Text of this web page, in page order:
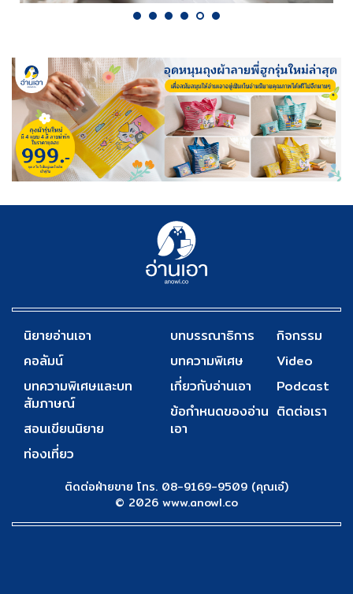
นิยายอ่านเอา
คอลัมน์
บทความพิเศษและบท
สัมภาษณ์
สอนเขียนนิยาย
ท่องเที่ยว
บทบรรณาธิการ
บทความพิเศษ
เกี่ยวกับอ่านเอา
ข้อกำหนดของอ่าน
เอา
กิจกรรม
Video
Podcast
ติดต่อเรา
ติดต่อฝ่ายขาย โทร. 08-9169-9509 (คุณเอ๋)
© 2026 www.anowl.co